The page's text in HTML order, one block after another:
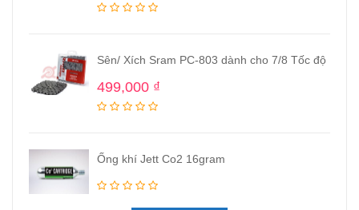
Sên/ Xích Sram PC-803 dành cho 7/8 Tốc độ
499,000 ₫
Ống khí Jett Co2 16gram